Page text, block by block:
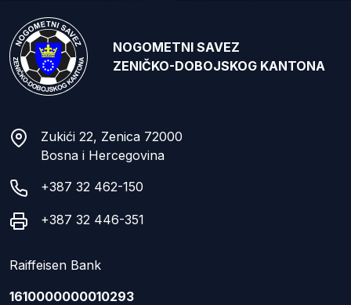
NOGOMETNI SAVEZ
ZENIČKO-DOBOJSKOG KANTONA
Zukići 22, Zenica 72000
Bosna i Hercegovina
+387 32 462-150
+387 32 446-351
Raiffeisen Bank
1610000000010293